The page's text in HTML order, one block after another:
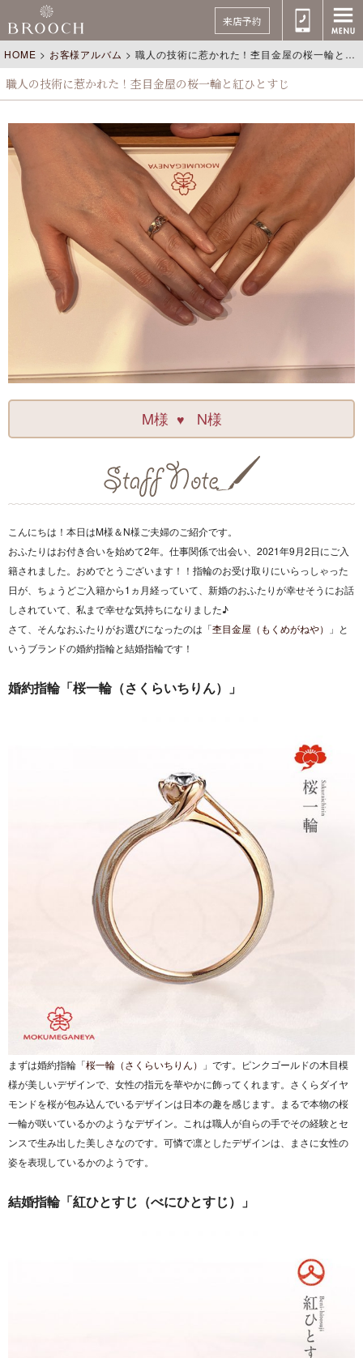
来店予約
HOME > お客様アルバム >職人の技術に惹かれた！杢目金屋の桜一輪と紅ひとすじ
職人の技術に惹かれた！杢目金屋の桜一輪と紅ひとすじ
M様 ♥ N様
こんにちは！本日はM様＆N様ご夫婦のご紹介です。
おふたりはお付き合いを始めて2年。仕事関係で出会い、2021年9月2日にご入
籍されました。おめでとうございます！！指輪のお受け取りにいらっしゃった
日が、ちょうどご入籍から1ヵ月経っていて、新婚のおふたりが幸せそうにお話
しされていて、私まで幸せな気持ちになりました♪
さて、そんなおふたりがお選びになったのは「杢目金屋（もくめがねや）
」と
いうブランドの婚約指輪と結婚指輪です！
婚約指輪「桜一輪（さくらいちりん）」
まずは婚約指輪「桜一輪（さくらいちりん）
」です。ピンクゴールドの木目模
様が美しいデザインで、女性の指元を華やかに飾ってくれます。さくらダイヤ
モンドを桜が包み込んでいるデザインは日本の趣を感じます。まるで本物の桜
一輪が咲いているかのようなデザイン。これは職人が自らの手でその経験とセ
ンスで生み出した美しさなのです。可憐で凛としたデザインは、まさに女性の
姿を表現しているかのようです。
結婚指輪「紅ひとすじ（べにひとすじ）」